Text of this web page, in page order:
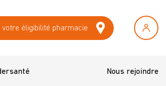
votre éligibilité pharmacie
Nous rejoindre